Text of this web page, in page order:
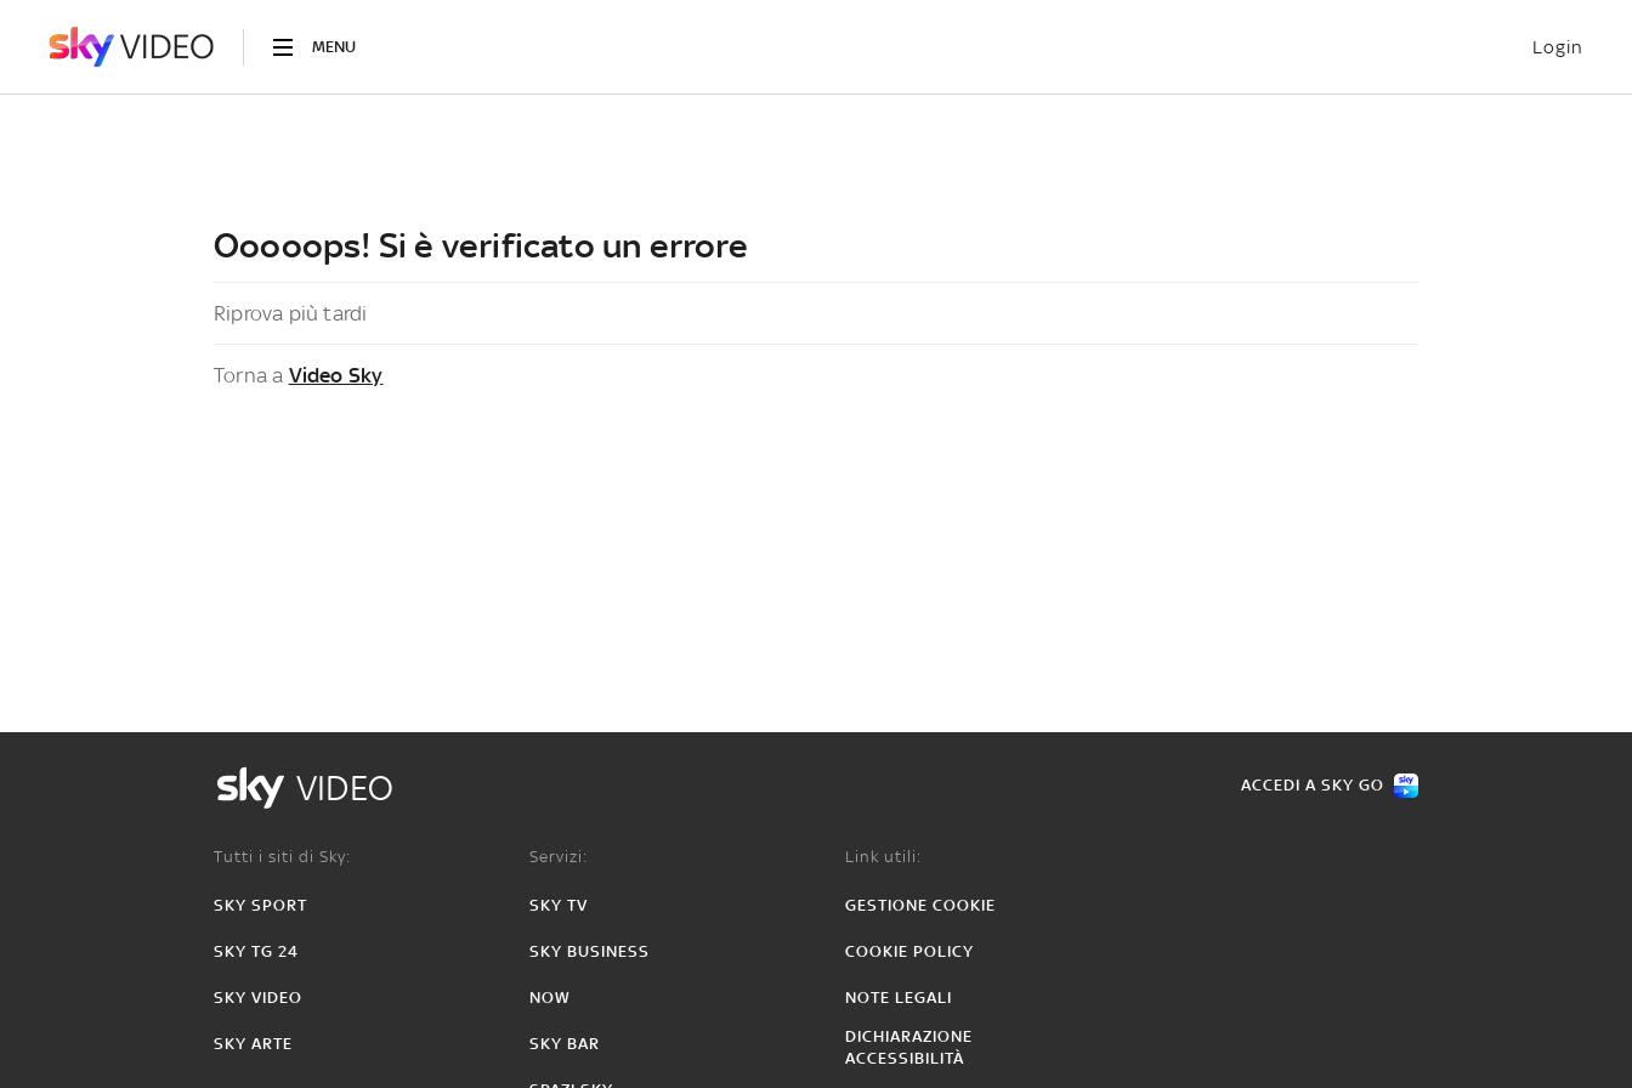
MENU Login
Ooooops! Si è verificato un errore
Riprova più tardi
Torna a Video Sky
VIDEO ACCEDI A SKY GO
Tutti i siti di Sky:
SKY SPORT
SKY TG 24
SKY VIDEO
SKY ARTE
Servizi:
SKY TV
SKY BUSINESS
NOW
SKY BAR
Link utili:
GESTIONE COOKIE
COOKIE POLICY
NOTE LEGALI
DICHIARAZIONE
ACCESSIBILITÀ